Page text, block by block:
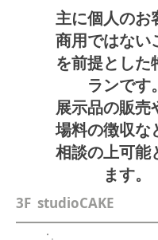
主に個人のお
商用ではない
を前提とした
ランです。
展示品の販売
場料の徴収な
相談の上可能
ます。
3F studioCAKE